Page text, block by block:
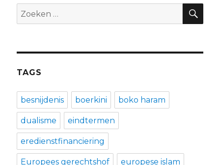
Zoeken
naar:
TAGS
besnijdenis boerkini boko haram
dualisme eindtermen
eredienstfinanciering
Europees gerechtshof europese islam